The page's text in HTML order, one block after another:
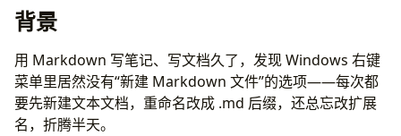
背景
简介
方式一、工具辅助
方式二、注册表手动修改
（一）快捷键 win+r 打开注册表
（二）、新建 .md 项
背景
用 Markdown 写笔记、写文档久了，发现 Windows 右键
菜单里居然没有“新建 Markdown 文件”的选项——每次都
要先新建文本文档，重命名改成 .md 后缀，还总忘改扩展
名，折腾半天。